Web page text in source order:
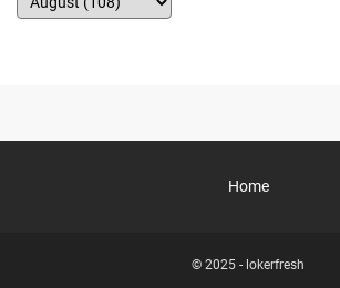
Home
© 2025 - lokerfresh